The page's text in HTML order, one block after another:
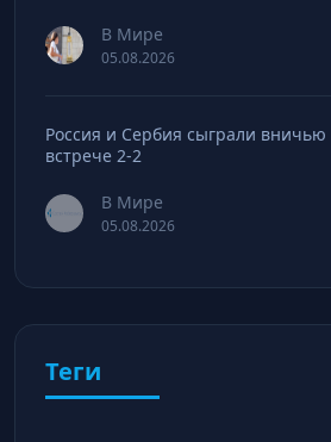
В Мире
05.08.2026
Россия и Сербия сыграли вничью
встрече 2-2
В Мире
05.08.2026
Теги